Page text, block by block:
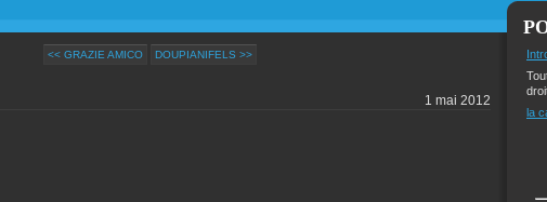
<< GRAZIE AMICO DOUPIANIFELS >>
1 mai 2012
la